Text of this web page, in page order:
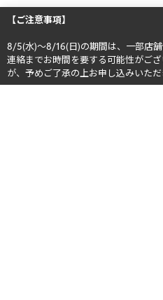
【ご注意事項】
8/5(水)～8/16(日)の期間は、一部店
連絡までお時間を要する可能性がご
が、予めご了承の上お申し込みいただ